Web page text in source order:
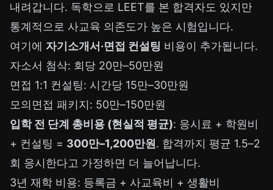
내려갑니다. 독학으로 LEET를 본 합격자도 있지만
통계적으로 사교육 의존도가 높은 시험입니다.
여기에 자기소개서·면접 컨설팅 비용이 추가됩니다.
자소서 첨삭: 회당 20만–50만원
면접 1:1 컨설팅: 시간당 15만–30만원
모의면접 패키지: 50만–150만원
입학 전 단계 총비용 (현실적 평균): 응시료 + 학원비
+ 컨설팅 = 300만–1,200만원. 합격까지 평균 1.5–2
회 응시한다고 가정하면 더 늘어납니다.
3년 재학 비용: 등록금 + 사교육비 + 생활비